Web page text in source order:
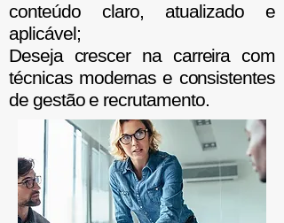
conteúdo claro, atualizado e
aplicável;
Deseja crescer na carreira com
técnicas modernas e consistentes
de gestão e recrutamento.